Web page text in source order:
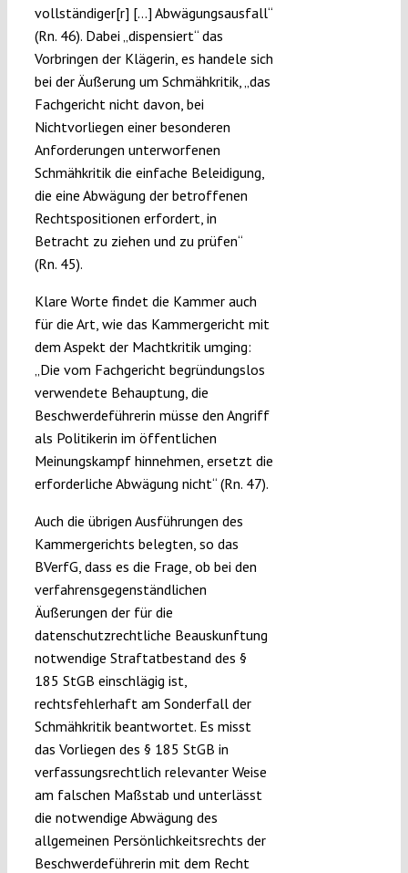
vollständiger[r] […] Abwägungsausfall“
(Rn. 46). Dabei „dispensiert“ das
Vorbringen der Klägerin, es handele sich
bei der Äußerung um Schmähkritik, „das
Fachgericht nicht davon, bei
Nichtvorliegen einer besonderen
Anforderungen unterworfenen
Schmähkritik die einfache Beleidigung,
die eine Abwägung der betroffenen
Rechtspositionen erfordert, in
Betracht zu ziehen und zu prüfen“
(Rn. 45).
Klare Worte findet die Kammer auch
für die Art, wie das Kammergericht mit
dem Aspekt der Machtkritik umging:
„Die vom Fachgericht begründungslos
verwendete Behauptung, die
Beschwerdeführerin müsse den Angriff
als Politikerin im öffentlichen
Meinungskampf hinnehmen, ersetzt die
erforderliche Abwägung nicht“ (Rn. 47).
Auch die übrigen Ausführungen des
Kammergerichts belegten, so das
BVerfG, dass es die Frage, ob bei den
verfahrensgegenständlichen
Äußerungen der für die
datenschutzrechtliche Beauskunftung
notwendige Straftatbestand des §
185 StGB einschlägig ist,
rechtsfehlerhaft am Sonderfall der
Schmähkritik beantwortet. Es misst
das Vorliegen des § 185 StGB in
verfassungsrechtlich relevanter Weise
am falschen Maßstab und unterlässt
die notwendige Abwägung des
allgemeinen Persönlichkeitsrechts der
Beschwerdeführerin mit dem Recht